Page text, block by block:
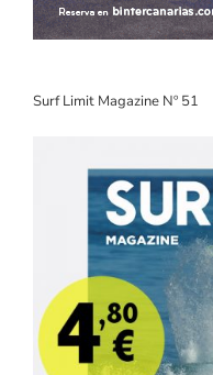
Surf Limit Magazine Nº 51